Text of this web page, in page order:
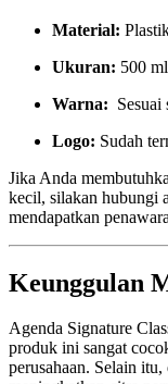
Material:
Ukuran: 500 ml
Warna: Sesuai
Logo: Sudah
Jika Anda
kecil, silakan hubungi
mendapatkan
Keunggulan
Agenda Signature
produk ini sangat
perusahaan. Selain